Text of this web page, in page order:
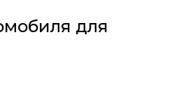
для